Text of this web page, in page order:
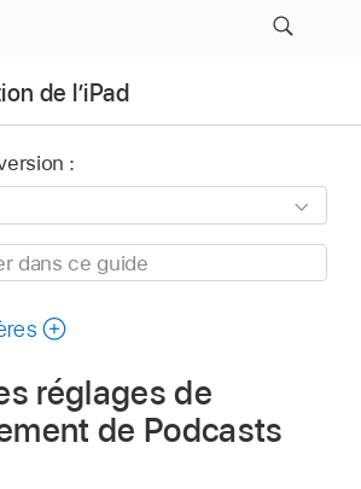
de l’iPad
:
réglages de
de Podcasts